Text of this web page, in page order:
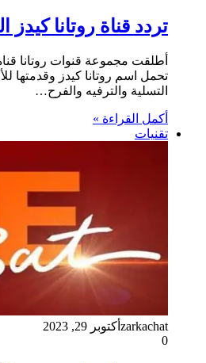
تردد قناة روتانا كيدز
أطلقت مجموعة قنوات روتانا
تحمل اسم روتانا كيدز وقدمتها
التسلية والترفيه والفرح…
أكمل القراءة »
تقنيات
zarkachat أكتوبر 29, 2023
0